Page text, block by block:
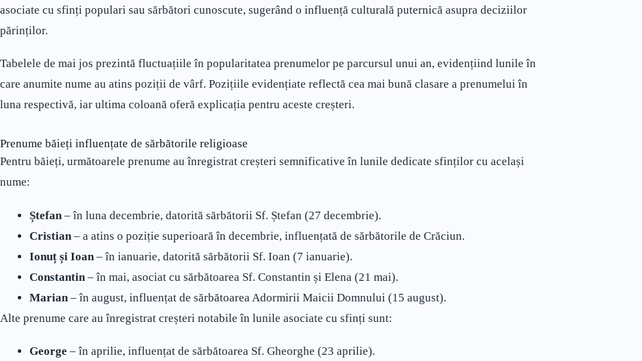
asociate cu sfinți populari sau sărbători cunoscute, sugerând o influență culturală puternică asupra deciziilor
părinților.
Tabelele de mai jos prezintă fluctuațiile în popularitatea prenumelor pe parcursul unui an, evidențiind lunile în
care anumite nume au atins poziții de vârf. Pozițiile evidențiate reflectă cea mai bună clasare a prenumelui în
luna respectivă, iar ultima coloană oferă explicația pentru aceste creșteri.
Prenume băieți influențate de sărbătorile religioase
Pentru băieți, următoarele prenume au înregistrat creșteri semnificative în lunile dedicate sfinților cu același
nume:
Ștefan– în luna decembrie, datorită sărbătorii Sf. Ștefan (27 decembrie).
Cristian– a atins o poziție superioară în decembrie, influențată de sărbătorile de Crăciun.
Ionuț și Ioan– în ianuarie, datorită sărbătorii Sf. Ioan (7 ianuarie).
Constantin– în mai, asociat cu sărbătoarea Sf. Constantin și Elena (21 mai).
Marian– în august, influențat de sărbătoarea Adormirii Maicii Domnului (15 august).
Alte prenume care au înregistrat creșteri notabile în lunile asociate cu sfinți sunt:
George – în aprilie, influențat de sărbătoarea Sf. Gheorghe (23 aprilie).